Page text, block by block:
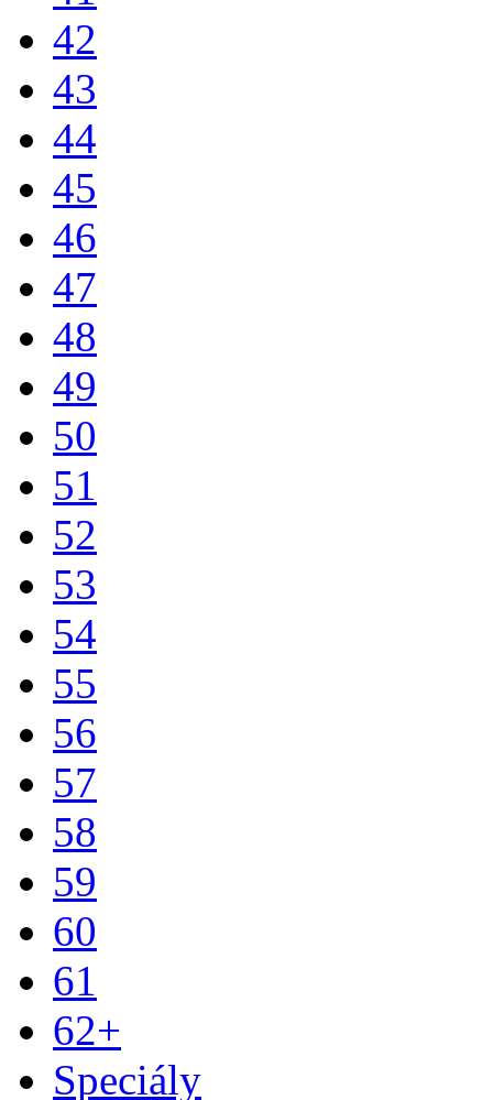
42
43
44
45
46
47
48
49
50
51
52
53
54
55
56
57
58
59
60
61
62+
Speciály